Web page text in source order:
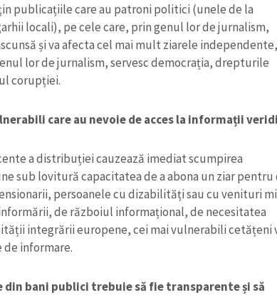
publicațiile care au patroni politici (unele de la
locali), pe cele care, prin genul lor de jurnalism,
și va afecta cel mai mult ziarele
lor de jurnalism, servesc democrația, drepturile
corupției.
care au nevoie de acces la informații
a distribuției cauzează imediat scumpirea
sub lovitură capacitatea de a abona un ziar pentru
persoanele cu dizabilități sau cu venituri
de războiul informațional, de necesitatea
integrării europene, cei mai vulnerabili cetățeni
informare.
din bani publici trebuie să fie transparente și să